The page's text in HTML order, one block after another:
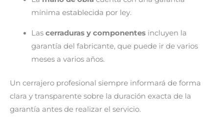
mínima establecida por ley.
Las cerraduras y componentesincluyen la
garantía del fabricante, que puede ir de varios
meses a varios años.
Un cerrajero profesional siempre informará de forma
clara y transparente sobre la duración exacta de la
garantía antes de realizar el servicio.